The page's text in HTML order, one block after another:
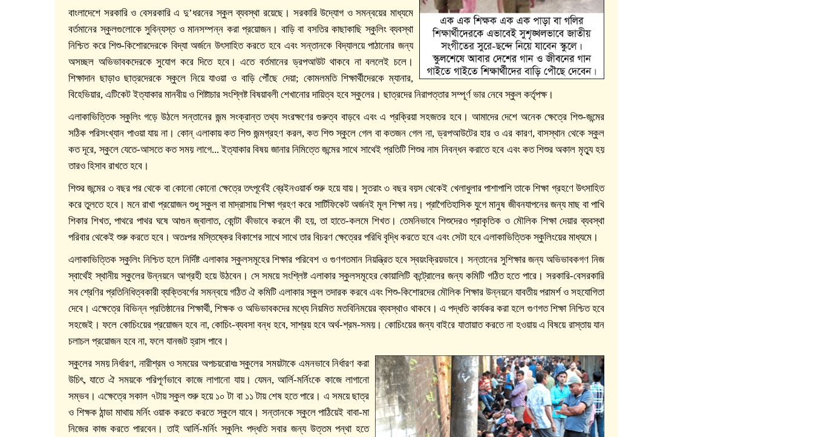
বাংলাদেশে সরকারি ও বেসরকারি এ দু’ধরনের স্কুল ব্যবস্থা রয়েছে। সরকারি উদ্যোগ ও সমন্বয়ের মাধ্যমে
বর্তমানের স্কুলগুলোকে সুবিন্যস্ত ও মানসম্পন্ন করা প্রয়োজন। বাড়ি বা বসতির কাছাকাছি স্কুলিং ব্যবস্থা
নিশ্চিত করে শিশু-কিশোরদেরকে বিদ্যা অর্জনে উৎসাহিত করতে হবে এবং সন্তানকে বিদ্যালয়ে পাঠানোর জন্য
অসচ্ছল অভিভাবকদেরকে সুযোগ করে দিতে হবে। এতে বর্তমানের ড্রপআউট থাকবে না বললেই চলে।
শিক্ষাদান ছাড়াও ছাত্রদেরকে স্কুলে নিয়ে যাওয়া ও বাড়ি পৌঁছে দেয়া; কোমলমতি শিক্ষার্থীদেরকে ম্যানার,
বিহেভিয়ার, এটিকেট ইত্যাকার মানবীয় ও শিষ্টাচার সংশ্লিষ্ট বিষয়াবলী শেখানোর দায়িত্ব হবে স্কুলের। ছাত্রদের নিরাপত্তার সম্পূর্ণ ভার নেবে স্কুল কর্তৃপক্ষ।
এলাকাভিত্তিক স্কুলিং গড়ে উঠলে সন্তানের জন্ম সংক্রান্ত তথ্য সংরক্ষণের গুরুত্ব বাড়বে এবং এ প্রক্রিয়া সহজতর হবে। আমাদের দেশে অনেক ক্ষেত্রে শিশু-জন্মের
সঠিক পরিসংখ্যান পাওয়া যায় না। কোন্ এলাকায় কত শিশু জন্মগ্রহণ করল, কত শিশু স্কুলে গেল বা কতজন গেল না, ড্রপআউটের হার ও এর কারণ, বাসস্থান থেকে স্কুল
কত দূরে, স্কুলে যেতে-আসতে কত সময় লাগে... ইত্যাকার বিষয় জানার নিমিত্তে জন্মের সাথে সাথেই প্রতিটি শিশুর নাম নিবন্ধন করাতে হবে এবং কত শিশুর অকাল মৃত্যু হয়
তারও হিসাব রাখতে হবে।
শিশুর জন্মের ৩ বছর পর থেকে বা কোনো কোনো ক্ষেত্রে তৎপূর্বেই ব্রেইনওয়ার্ক শুরু হয়ে যায়। সুতরাং ৩ বছর বয়স থেকেই খেলাধুলার পাশাপাশি তাকে শিক্ষা গ্রহণে উৎসাহিত
করে তুলতে হবে। মনে রাখা প্রয়োজন শুধু স্কুল বা মাদ্রাসায় শিক্ষা গ্রহণ করে সার্টিফিকেট অর্জনই মূল শিক্ষা নয়। প্রাগৈতিহাসিক যুগে মানুষ জীবনযাপনের জন্য মাছ বা পাখি
শিকার শিখত, পাথরে পাথর ঘষে আগুন জ্বালাত, কোন্টা কীভাবে করলে কী হয়, তা হাতে-কলমে শিখত। তেমনিভাবে শিশুদেরও প্রাকৃতিক ও মৌলিক শিক্ষা দেয়ার ব্যবস্থা
পরিবার থেকেই শুরু করতে হবে। অতঃপর মস্তিষ্কের বিকাশের সাথে সাথে তার বিচরণ ক্ষেত্রের পরিধি বৃদ্ধি করতে হবে এবং সেটা হবে এলাকাভিত্তিক স্কুলিংয়ের মাধ্যমে।
এলাকাভিত্তিক স্কুলিং নিশ্চিত হলে নির্দিষ্ট এলাকার স্কুলসমূহের শিক্ষার পরিবেশ ও গুণগতমান নিয়ন্ত্রিত হবে স্বয়ংক্রিয়ভাবে। সন্তানের সুশিক্ষার জন্য অভিভাবকগণ নিজ
স্বার্থেই স্থানীয় স্কুলের উন্নয়নে আগ্রহী হয়ে উঠবেন। সে সময়ে সংশ্লিষ্ট এলাকার স্কুলসমূহের কোয়ালিটি কন্ট্রোলের জন্য কমিটি গঠিত হতে পারে। সরকারি-বেসরকারি
সব শ্রেণির প্রতিনিধিত্বকারী ব্যক্তিবর্গের সমন্বয়ে গঠিত ঐ কমিটি এলাকার স্কুল তদারক করবে এবং শিশু-কিশোরদের মৌলিক শিক্ষার উন্নয়নে যাবতীয় পরামর্শ ও সহযোগিতা
দেবে। এক্ষেত্রে বিভিন্ন প্রতিষ্ঠানের শিক্ষার্থী, শিক্ষক ও অভিভাবকদের মধ্যে নিয়মিত মতবিনিময়ের ব্যবস্থাও থাকবে। এ পদ্ধতি কার্যকর করা হলে গুণগত শিক্ষা নিশ্চিত হবে
সহজেই। ফলে কোচিংয়ের প্রয়োজন হবে না, কোচিং-ব্যবসা বন্ধ হবে, সাশ্রয় হবে অর্থ-শ্রম-সময়। কোচিংয়ের জন্য বাইরে যাতায়াত করতে না হওয়ায় এ বিষয়ে রাস্তায় যান
চলাচল প্রয়োজন হবে না, ফলে যানজট হ্রাস পাবে।
স্কুলের সময় নির্ধারণ, নারীশ্রম ও সময়ের অপচয়রোধঃ স্কুলের সময়টাকে এমনভাবে নির্ধারণ করা
উচিৎ, যাতে ঐ সময়কে পরিপূর্ণভাবে কাজে লাগানো যায়। যেমন, আর্লি-মর্নিংকে কাজে লাগানো
সম্ভব। এক্ষেত্রে সকাল ৭টায় স্কুল শুরু হয়ে ১০ টা বা ১১ টায় শেষ হতে পারে। এ সময়ে ছাত্র
ও শিক্ষক ঠান্ডা মাথায় মর্নিং ওয়াক করতে করতে স্কুলে যাবে। সন্তানকে স্কুলে পাঠিয়েই বাবা-মা
নিজের কাজ করতে পারবেন। তাই আর্লি-মর্নিং স্কুলিং পদ্ধতি সবার জন্য উত্তম পন্থা হতে